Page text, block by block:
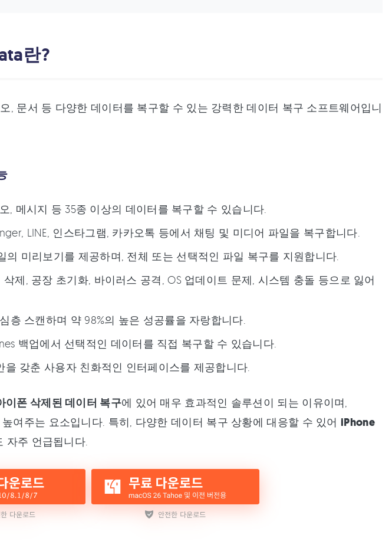
란?
, 문서 등 다양한 데이터를 복구할 수 있는 강력한 데이터 복구 소프트웨어입니
, 메시지 등 35종 이상의 데이터를 복구할 수 있습니다.
LINE, 인스타그램, 카카오톡 등에서 채팅 및 미디어 파일을 복구합니다.
의 미리보기를 제공하며, 전체 또는 선택적인 파일 복구를 지원합니다.
제, 공장 초기화, 바이러스 공격, OS 업데이트 문제, 시스템 충돌 등으로 잃어
층 스캔하며 약 98%의 높은 성공률을 자랑합니다.
백업에서 선택적인 데이터를 직접 복구할 수 있습니다.
을 갖춘 사용자 친화적인 인터페이스를 제공합니다.
이폰 삭제된 데이터 복구에 있어 매우 효과적인 솔루션이 되는 이유이며,
높여주는 요소입니다. 특히, 다양한 데이터 복구 상황에 대응할 수 있어iPhone
자주 언급됩니다.